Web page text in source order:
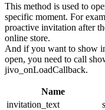
This method is used to
specific moment. For
proactive invitation after
online store.
And if you want to show
open, you need to call
jivo_onLoadCallback.
Name
invitation_text